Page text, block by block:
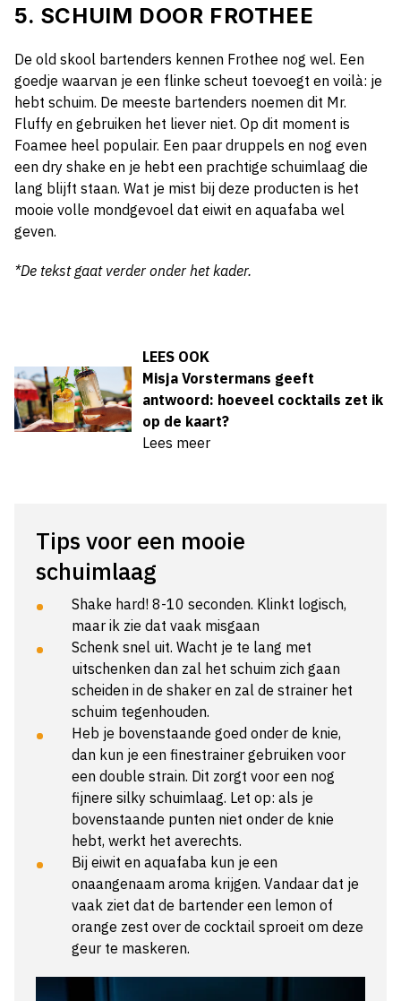
5. SCHUIM DOOR FROTHEE
De old skool bartenders kennen Frothee nog wel. Een
goedje waarvan je een flinke scheut toevoegt en voilà: je
hebt schuim. De meeste bartenders noemen dit Mr.
Fluffy en gebruiken het liever niet. Op dit moment is
Foamee heel populair. Een paar druppels en nog even
een dry shake en je hebt een prachtige schuimlaag die
lang blijft staan. Wat je mist bij deze producten is het
mooie volle mondgevoel dat eiwit en aquafaba wel
geven.
*De tekst gaat verder onder het kader.
LEES OOK
Misja Vorstermans geeft
antwoord: hoeveel cocktails zet ik
op de kaart?
Lees meer
Tips voor een mooie
schuimlaag
Shake hard! 8-10 seconden. Klinkt logisch,
maar ik zie dat vaak misgaan
Schenk snel uit. Wacht je te lang met
uitschenken dan zal het schuim zich gaan
scheiden in de shaker en zal de strainer het
schuim tegenhouden.
Heb je bovenstaande goed onder de knie,
dan kun je een finestrainer gebruiken voor
een double strain. Dit zorgt voor een nog
fijnere silky schuimlaag. Let op: als je
bovenstaande punten niet onder de knie
hebt, werkt het averechts.
Bij eiwit en aquafaba kun je een
onaangenaam aroma krijgen. Vandaar dat je
vaak ziet dat de bartender een lemon of
orange zest over de cocktail sproeit om deze
geur te maskeren.